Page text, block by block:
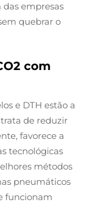
empresas
quebrar o
com
e DTH estão a
de reduzir
favorece a
tecnológicas
métodos
pneumáticos
funcionam